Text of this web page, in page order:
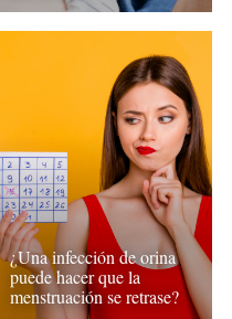
¿Una infección de orina
puede hacer que la
menstruación se retrase?